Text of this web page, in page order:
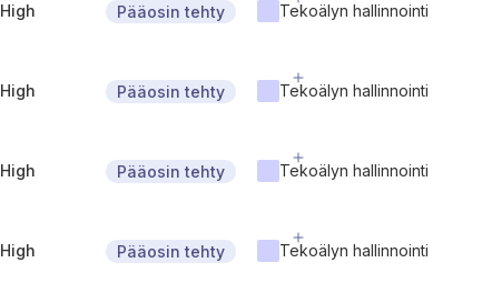
High Pääosin tehty Tekoälyn hallinnointi
High Pääosin tehty Tekoälyn hallinnointi
High Pääosin tehty Tekoälyn hallinnointi
High Pääosin tehty Tekoälyn hallinnointi